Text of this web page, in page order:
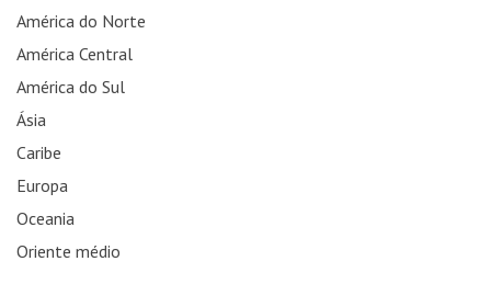
América do Norte
América Central
América do Sul
Ásia
Caribe
Europa
Oceania
Oriente médio